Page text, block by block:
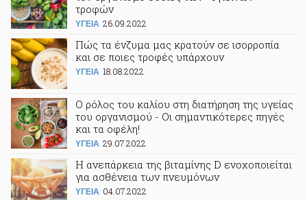
τροφών
ΥΓΕΙΑ 26.09.2022
Πώς τα ένζυμα μας κρατούν σε ισορροπία
και σε ποιες τροφές υπάρχουν
ΥΓΕΙΑ 18.08.2022
Ο ρόλος του καλίου στη διατήρηση της υγείας
του οργανισμού - Οι σημαντικότερες πηγές
και τα οφέλη!
ΥΓΕΙΑ 29.07.2022
Η ανεπάρκεια της βιταμίνης D ενοχοποιείται
για ασθένεια των πνευμόνων
ΥΓΕΙΑ 04.07.2022